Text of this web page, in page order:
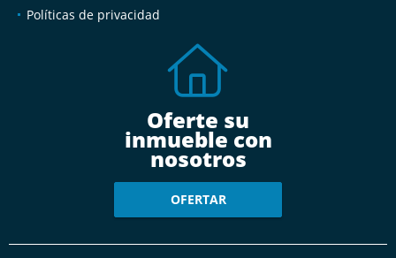
Políticas de privacidad
Oferte su
inmueble con
nosotros
OFERTAR